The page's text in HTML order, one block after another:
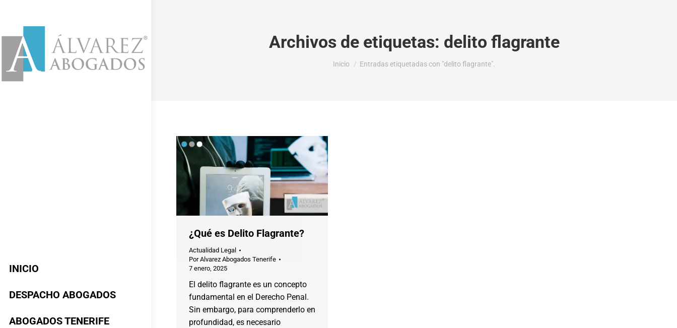
INICIO
DESPACHO ABOGADOS
ABOGADOS TENERIFE
Archivos de etiquetas: delito flagrante
Estás aquí:
Inicio Entradas etiquetadas con "delito flagrante".
¿Qué es Delito Flagrante?
Actualidad Legal
PorAlvarez Abogados Tenerife
7 enero, 2025
El delito flagrante es un concepto
fundamental en el Derecho Penal.
Sin embargo, para comprenderlo en
profundidad, es necesario